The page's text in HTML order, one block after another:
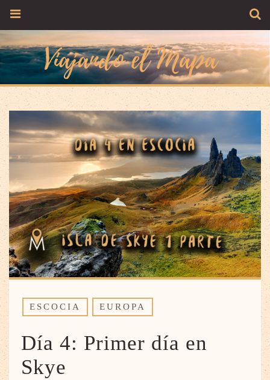
ESCOCIA EUROPA
Día 4: Primer día en
Skye